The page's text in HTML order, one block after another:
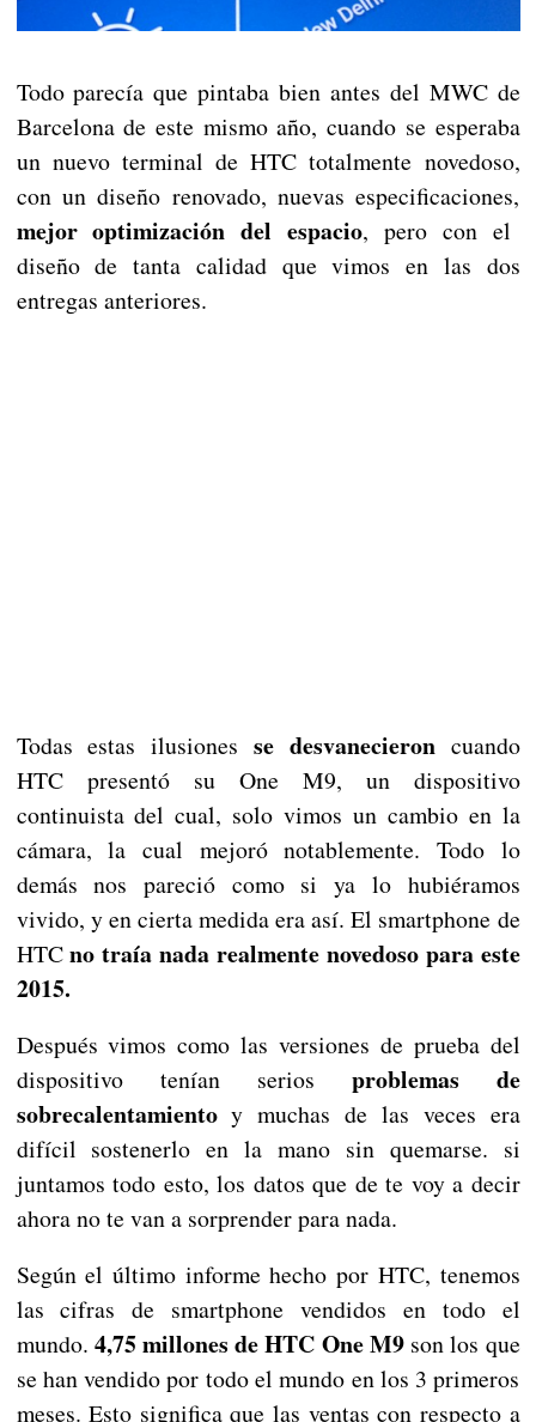
Todo parecía que pintaba bien antes del MWC de
Barcelona de este mismo año, cuando se esperaba
un nuevo terminal de HTC totalmente novedoso,
con un diseño renovado, nuevas especificaciones,
mejor optimización del espacio, pero con el
diseño de tanta calidad que vimos en las dos
entregas anteriores.
Todas estas ilusiones se desvanecieroncuando
HTC presentó su One M9, un dispositivo
continuista del cual, solo vimos un cambio en la
cámara, la cual mejoró notablemente. Todo lo
demás nos pareció como si ya lo hubiéramos
vivido, y en cierta medida era así. El smartphone de
HTCno traía nada realmente novedoso para este
2015.
Después vimos como las versiones de prueba del
dispositivo tenían serios problemas de
sobrecalentamientoy muchas de las veces era
difícil sostenerlo en la mano sin quemarse. si
juntamos todo esto, los datos que de te voy a decir
ahora no te van a sorprender para nada.
Según el último informe hecho por HTC, tenemos
las cifras de smartphone vendidos en todo el
mundo. 4,75 millones de HTC One M9son los que
se han vendido por todo el mundo en los 3 primeros
meses. Esto significa que las ventas con respecto a